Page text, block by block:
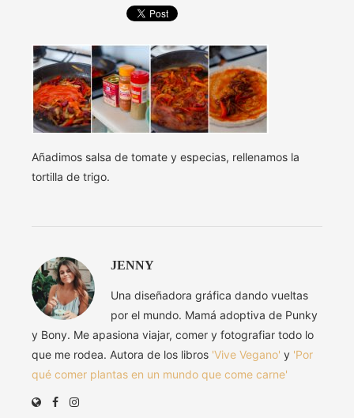
Añadimos salsa de tomate y especias, rellenamos la
tortilla de trigo.
JENNY
Una diseñadora gráfica dando vueltas
por el mundo. Mamá adoptiva de Punky
y Bony. Me apasiona viajar, comer y fotografiar todo lo
que me rodea. Autora de los libros 'Vive Vegano' y 'Por
qué comer plantas en un mundo que come carne'